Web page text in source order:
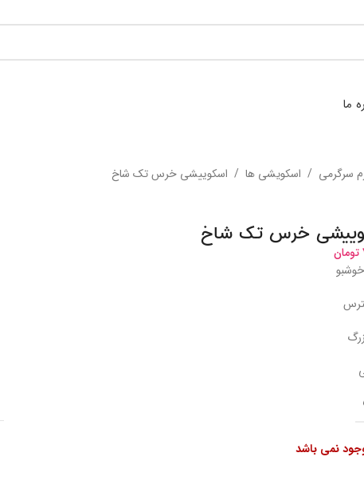
ما
سرگرمی / اسکویشی ها / اسکوییشی خرس تک شاخ
خرس تک شاخ
تومان
نمی باشد